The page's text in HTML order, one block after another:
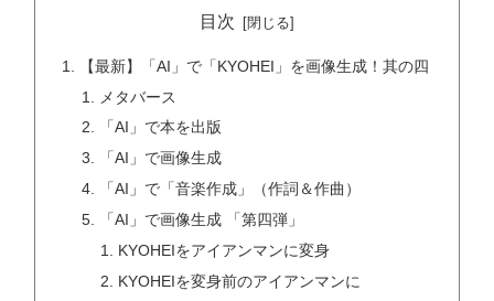
目次
【最新】「AI」で「KYOHEI」を画像生成！其の四
メタバース
「AI」で本を出版
「AI」で画像生成
「AI」で「音楽作成」（作詞＆作曲）
「AI」で画像生成 「第四弾」
KYOHEIをアイアンマンに変身
KYOHEIを変身前のアイアンマンに